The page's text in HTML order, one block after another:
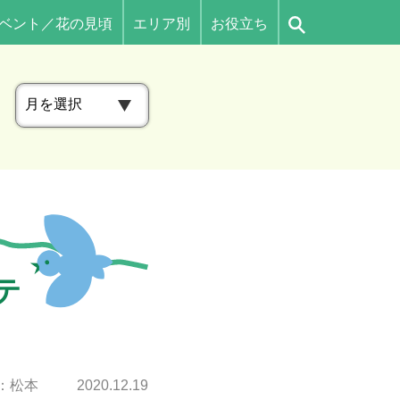
ント／花の見頃 エリア別 お役立ち
ア
ー
ブ
松本 2020.12.19